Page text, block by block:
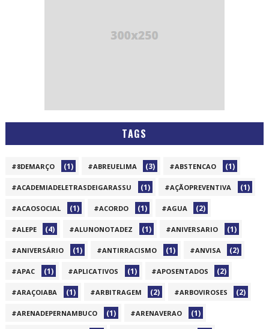
TAGS
#8DEMARÇO (1) #ABREUELIMA (3) #ABSTENCAO (1)
#ACADEMIADELETRASDEIGARASSU (1) #AÇÃOPREVENTIVA (1)
#ACAOSOCIAL (1) #ACORDO (1) #AGUA (2)
#ALEPE (4) #ALUNONOTADEZ (1) #ANIVERSARIO (1)
#ANIVERSÁRIO (1) #ANTIRRACISMO (1) #ANVISA (2)
#APAC (1) #APLICATIVOS (1) #APOSENTADOS (2)
#ARAÇOIABA (1) #ARBITRAGEM (2) #ARBOVIROSES (2)
#ARENADEPERNAMBUCO (1) #ARENAVERAO (1)